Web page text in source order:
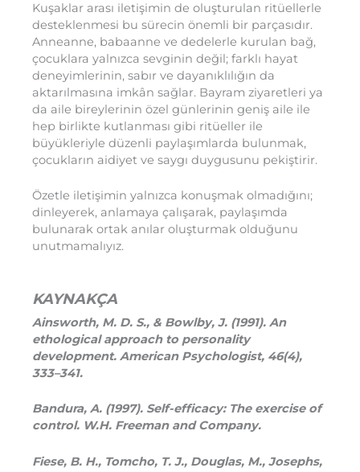
Kuşaklar arası iletişimin de oluşturulan ritüellerle
desteklenmesi bu sürecin önemli bir parçasıdır.
Anneanne, babaanne ve dedelerle kurulan bağ,
çocuklara yalnızca sevginin değil; farklı hayat
deneyimlerinin, sabır ve dayanıklılığın da
aktarılmasına imkân sağlar. Bayram ziyaretleri ya
da aile bireylerinin özel günlerinin geniş aile ile
hep birlikte kutlanması gibi ritüeller ile
büyükleriyle düzenli paylaşımlarda bulunmak,
çocukların aidiyet ve saygı duygusunu pekiştirir.
Özetle iletişimin yalnızca konuşmak olmadığını;
dinleyerek, anlamaya çalışarak, paylaşımda
bulunarak ortak anılar oluşturmak olduğunu
unutmamalıyız.
KAYNAKÇA
Ainsworth, M. D. S., & Bowlby, J. (1991). An
ethological approach to personality
development. American Psychologist, 46(4),
333–341.
Bandura, A. (1997). Self-efficacy: The exercise of
control. W.H. Freeman and Company.
Fiese, B. H., Tomcho, T. J., Douglas, M., Josephs,